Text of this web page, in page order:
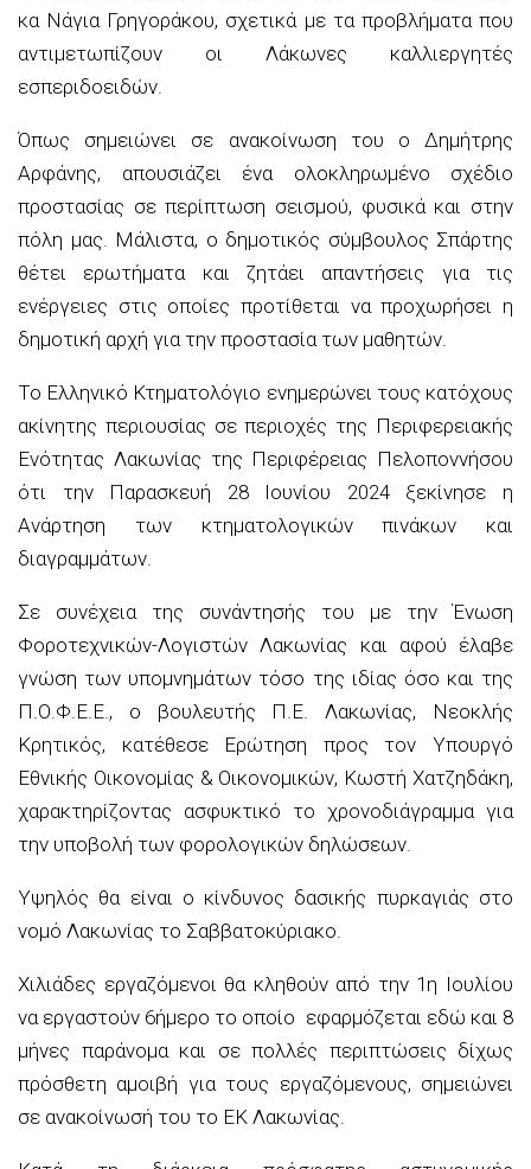
κα Νάγια Γρηγοράκου, σχετικά με τα προβλήματα που
αντιμετωπίζουν οι Λάκωνες καλλιεργητές
εσπεριδοειδών.
Όπως σημειώνει σε ανακοίνωση του ο Δημήτρης
Αρφάνης, απουσιάζει ένα ολοκληρωμένο σχέδιο
προστασίας σε περίπτωση σεισμού, φυσικά και στην
πόλη μας. Μάλιστα, ο δημοτικός σύμβουλος Σπάρτης
θέτει ερωτήματα και ζητάει απαντήσεις για τις
ενέργειες στις οποίες προτίθεται να προχωρήσει η
δημοτική αρχή για την προστασία των μαθητών.
Το Ελληνικό Κτηματολόγιο ενημερώνει τους κατόχους
ακίνητης περιουσίας σε περιοχές της Περιφερειακής
Ενότητας Λακωνίας της Περιφέρειας Πελοποννήσου
ότι την Παρασκευή 28 Ιουνίου 2024 ξεκίνησε η
Ανάρτηση των κτηματολογικών πινάκων και
διαγραμμάτων.
Σε συνέχεια της συνάντησής του με την Ένωση
Φοροτεχνικών-Λογιστών Λακωνίας και αφού έλαβε
γνώση των υπομνημάτων τόσο της ιδίας όσο και της
Π.Ο.Φ.Ε.Ε., ο βουλευτής Π.Ε. Λακωνίας, Νεοκλής
Κρητικός, κατέθεσε Ερώτηση προς τον Υπουργό
Εθνικής Οικονομίας & Οικονομικών, Κωστή Χατζηδάκη,
χαρακτηρίζοντας ασφυκτικό το χρονοδιάγραμμα για
την υποβολή των φορολογικών δηλώσεων.
Υψηλός θα είναι ο κίνδυνος δασικής πυρκαγιάς στο
νομό Λακωνίας το Σαββατοκύριακο.
Χιλιάδες εργαζόμενοι θα κληθούν από την 1η Ιουλίου
να εργαστούν 6ήμερο το οποίο εφαρμόζεται εδώ και 8
μήνες παράνομα και σε πολλές περιπτώσεις δίχως
πρόσθετη αμοιβή για τους εργαζόμενους, σημειώνει
σε ανακοίνωσή του το ΕΚ Λακωνίας.